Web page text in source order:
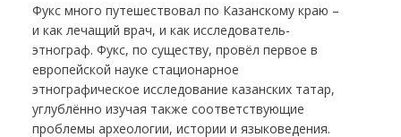
Фукс много путешествовал по Казанскому краю –
и как лечащий врач, и как исследователь-
этнограф. Фукс, по существу, провёл первое в
европейской науке стационарное
этнографическое исследование казанских татар,
углублённо изучая также соответствующие
проблемы археологии, истории и языковедения.